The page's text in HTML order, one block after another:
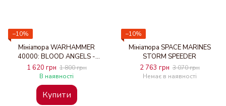
−10%
Мініатюра WARHAMMER
40000: BLOOD ANGELS -
LEMARTES
1 620 грн 1 800 грн
В наявності
Купити
−10%
Мініатюра SPACE MARINES
STORM SPEEDER
2 763 грн 3 070 грн
Немає в наявності